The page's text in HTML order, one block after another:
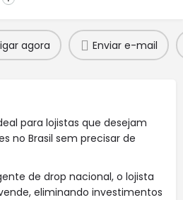
agora Enviar e-mail
para lojistas que desejam
no Brasil sem precisar de
de drop nacional, o lojista
eliminando investimentos